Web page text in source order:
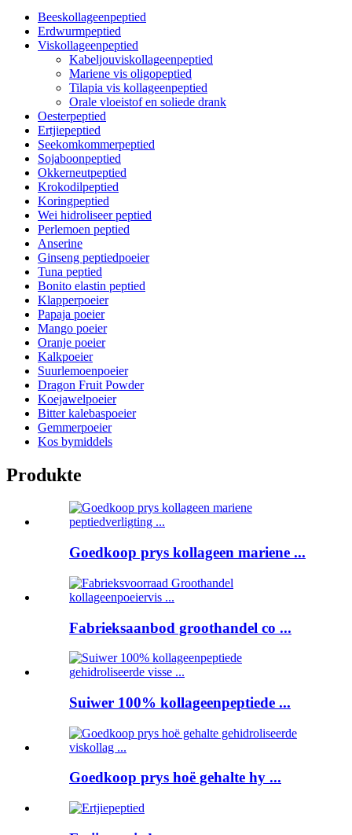
Beeskollageenpeptied
Erdwurmpeptied
Viskollageenpeptied
Kabeljouviskollageenpeptied
Mariene vis oligopeptied
Tilapia vis kollageenpeptied
Orale vloeistof en soliede drank
Oesterpeptied
Ertjiepeptied
Seekomkommerpeptied
Sojaboonpeptied
Okkerneutpeptied
Krokodilpeptied
Koringpeptied
Wei hidroliseer peptied
Perlemoen peptied
Anserine
Ginseng peptiedpoeier
Tuna peptied
Bonito elastin peptied
Klapperpoeier
Papaja poeier
Mango poeier
Oranje poeier
Kalkpoeier
Suurlemoenpoeier
Dragon Fruit Powder
Koejawelpoeier
Bitter kalebaspoeier
Gemmerpoeier
Kos bymiddels
Produkte
Goedkoop prys kollageen mariene ...
Fabrieksaanbod groothandel co ...
Suiwer 100% kollageenpeptiede ...
Goedkoop prys hoë gehalte hy ...